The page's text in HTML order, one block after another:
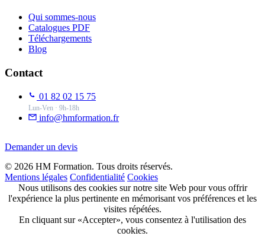
Qui sommes-nous
Catalogues PDF
Téléchargements
Blog
Contact
01 82 02 15 75
Lun-Ven · 9h-18h
info@hmformation.fr
Demander un devis
© 2026 HM Formation. Tous droits réservés.
Mentions légales Confidentialité Cookies
Nous utilisons des cookies sur notre site Web pour vous offrir
l'expérience la plus pertinente en mémorisant vos préférences et les
visites répétées.
En cliquant sur «Accepter», vous consentez à l'utilisation des
cookies.